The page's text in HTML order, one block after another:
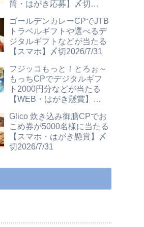
筒・はがき応募】〆切
ゴールデンカレーCPでJTB
トラベルギフトや選べるデ
ジタルギフトなどが当たる
【スマホ】〆切2026/7/31
フジッコもっと！とろぉ～
もっちCPでデジタルギフ
ト2000円分などが当たる
【WEB・はがき懸賞】〆
Glico 炊き込み御膳CPでお
こめ券が5000名様に当たる
【スマホ・はがき懸賞】〆
切2026/7/31